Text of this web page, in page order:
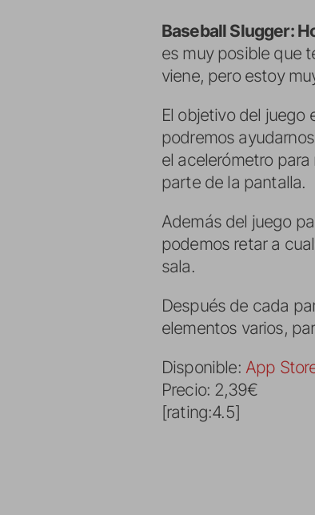
Baseball Slugger:
es muy posible que
viene, pero estoy
El objetivo del juego
podremos
el acelerómetro
parte de la pantalla.
Además del juego
podemos retar a
sala.
Después de cada
elementos varios,
Disponible: App
Precio: 2,39€
[rating:4.5]